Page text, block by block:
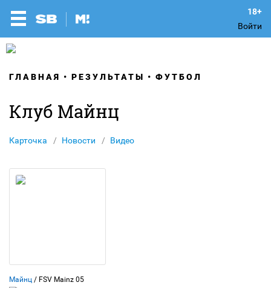
Войти
ГЛАВНАЯ РЕЗУЛЬТАТЫ ФУТБОЛ
Клуб Майнц
Карточка Новости Видео
Майнц / FSV Mainz 05